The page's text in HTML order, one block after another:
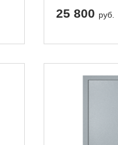
25 800 руб.